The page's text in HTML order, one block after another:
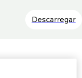
Descarregar